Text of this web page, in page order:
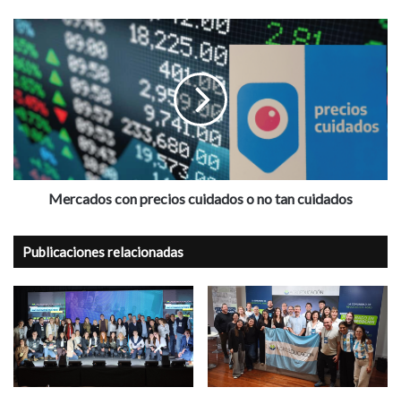
éxito
en
el
agro
de
Brasil
Mercados
con
precios
cuidados
o
no
tan
cuidados
Mercados con precios cuidados o no tan cuidados
Publicaciones relacionadas